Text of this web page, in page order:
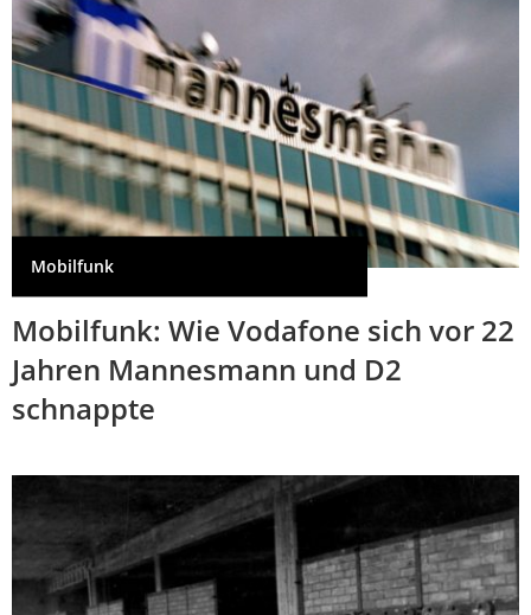
Mobilfunk
Mobilfunk: Wie Vodafone sich vor 22
Jahren Mannesmann und D2
schnappte